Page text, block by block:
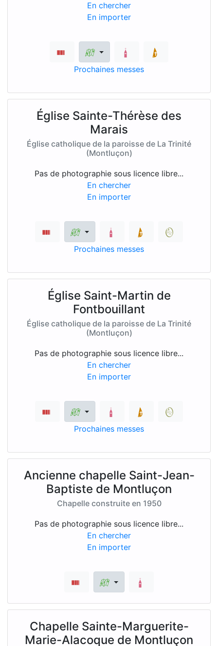
En chercher
En importer
Prochaines messes
Église Sainte-Thérèse des
Marais
Église catholique de la paroisse de La Trinité
(Montluçon)
Pas de photographie sous licence libre...
En chercher
En importer
Prochaines messes
Église Saint-Martin de
Fontbouillant
Église catholique de la paroisse de La Trinité
(Montluçon)
Pas de photographie sous licence libre...
En chercher
En importer
Prochaines messes
Ancienne chapelle Saint-Jean-
Baptiste de Montluçon
Chapelle construite en 1950
Pas de photographie sous licence libre...
En chercher
En importer
Chapelle Sainte-Marguerite-
Marie-Alacoque de Montluçon